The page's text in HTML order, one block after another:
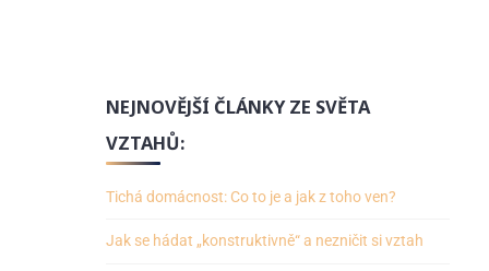
NEJNOVĚJŠÍ ČLÁNKY ZE SVĚTA
VZTAHŮ:
Tichá domácnost: Co to je a jak z toho ven?
Jak se hádat „konstruktivně“ a nezničit si vztah